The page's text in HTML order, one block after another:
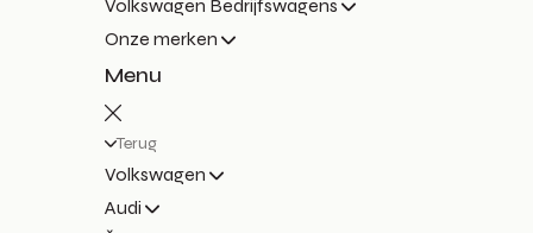
Volkswagen Bedrijfswagens
Onze merken
Menu
Terug
Volkswagen
Audi